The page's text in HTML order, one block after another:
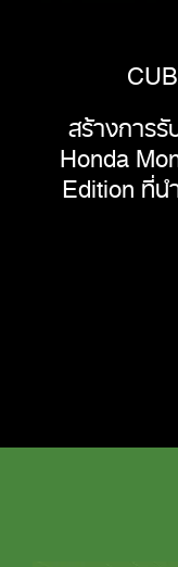
สร้างการ
Honda
Edition ที่น